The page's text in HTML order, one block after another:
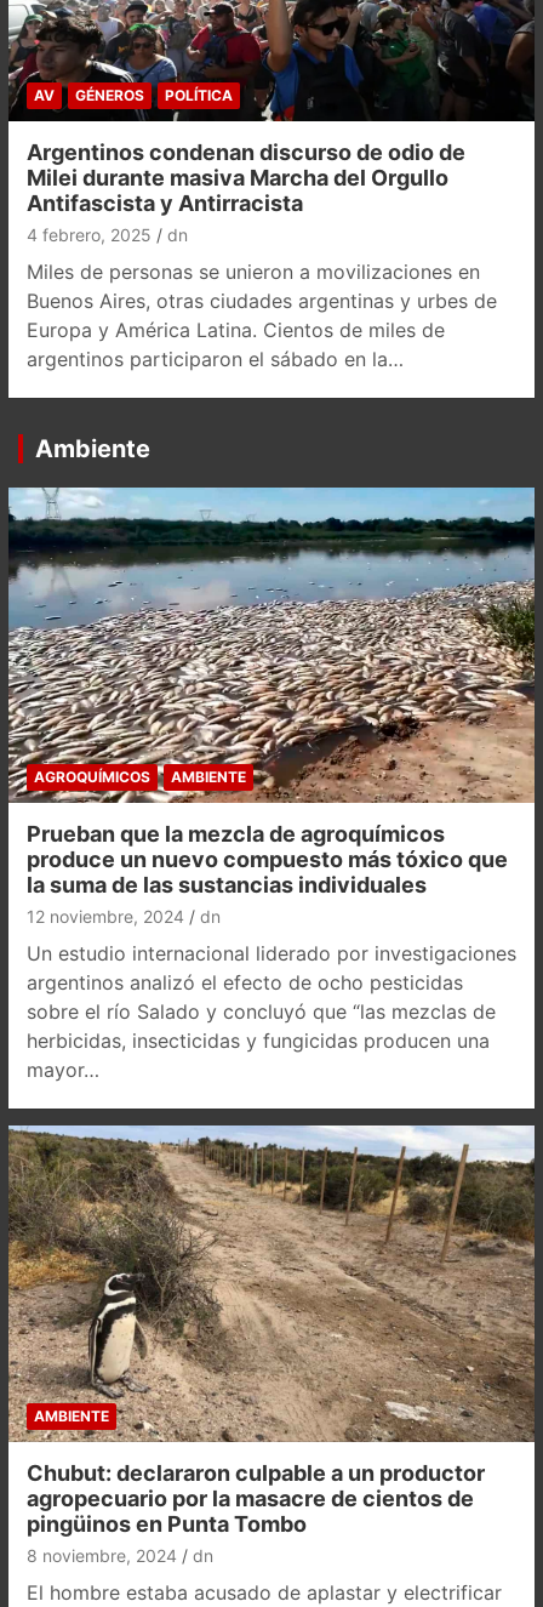
AV GÉNEROS POLÍTICA
Argentinos condenan discurso de odio de
Milei durante masiva Marcha del Orgullo
Antifascista y Antirracista
4 febrero, 2025 dn
Miles de personas se unieron a movilizaciones en
Buenos Aires, otras ciudades argentinas y urbes de
Europa y América Latina. Cientos de miles de
argentinos participaron el sábado en la…
Ambiente
AGROQUÍMICOS AMBIENTE
Prueban que la mezcla de agroquímicos
produce un nuevo compuesto más tóxico que
la suma de las sustancias individuales
12 noviembre, 2024 dn
Un estudio internacional liderado por investigaciones
argentinos analizó el efecto de ocho pesticidas
sobre el río Salado y concluyó que “las mezclas de
herbicidas, insecticidas y fungicidas producen una
mayor…
AMBIENTE
Chubut: declararon culpable a un productor
agropecuario por la masacre de cientos de
pingüinos en Punta Tombo
8 noviembre, 2024 dn
El hombre estaba acusado de aplastar y electrificar